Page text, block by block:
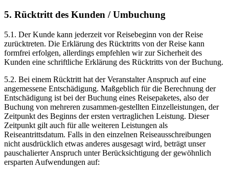
5. Rücktritt des Kunden / Umbuchung
5.1. Der Kunde kann jederzeit vor Reisebeginn von der Reise
zurücktreten. Die Erklärung des Rücktritts von der Reise kann
formfrei erfolgen, allerdings empfehlen wir zur Sicherheit des
Kunden eine schriftliche Erklärung des Rücktritts von der Buchung.
5.2. Bei einem Rücktritt hat der Veranstalter Anspruch auf eine
angemessene Entschädigung. Maßgeblich für die Berechnung der
Entschädigung ist bei der Buchung eines Reisepaketes, also der
Buchung von mehreren zusammen-gestellten Einzelleistungen, der
Zeitpunkt des Beginns der ersten vertraglichen Leistung. Dieser
Zeitpunkt gilt auch für alle weiteren Leistungen als
Reiseantrittsdatum. Falls in den einzelnen Reiseausschreibungen
nicht ausdrücklich etwas anderes ausgesagt wird, beträgt unser
pauschalierter Anspruch unter Berücksichtigung der gewöhnlich
ersparten Aufwendungen auf: